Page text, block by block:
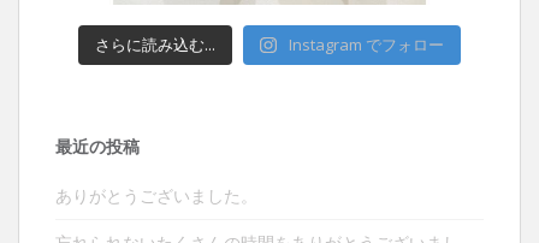
さらに読み込む... Instagram でフォロー
最近の投稿
ありがとうございました。